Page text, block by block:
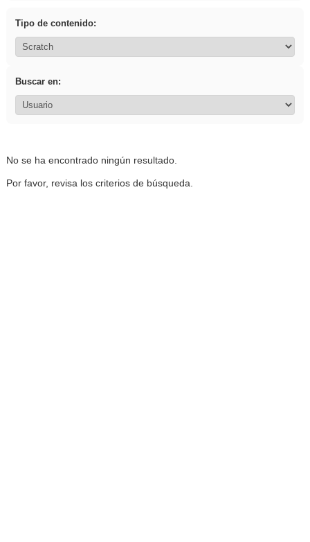
Tipo de contenido:
Buscar en:
No se ha encontrado ningún resultado.
Por favor, revisa los criterios de búsqueda.